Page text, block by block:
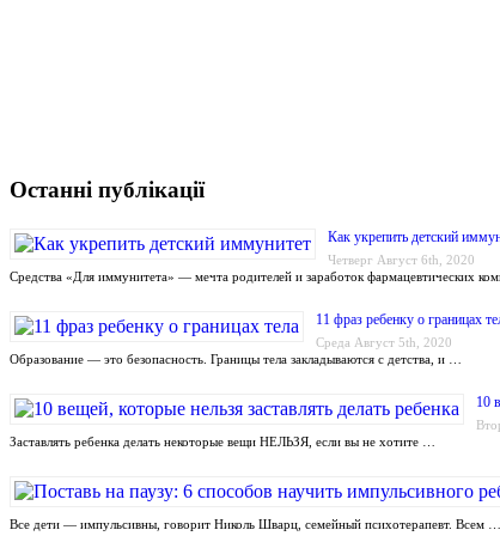
Останні публікації
Как укрепить детский
Четверг Август 6th, 2020
Средства «Для иммунитета» — мечта родителей и заработок фармацевтических
11 фраз ребенку о границах
Среда Август 5th, 2020
Образование — это безопасность. Границы тела закладываются с детства, и …
10
Заставлять ребенка делать некоторые вещи НЕЛЬЗЯ, если вы не хотите …
Все дети — импульсивны, говорит Николь Шварц, семейный психотерапевт. Всем …